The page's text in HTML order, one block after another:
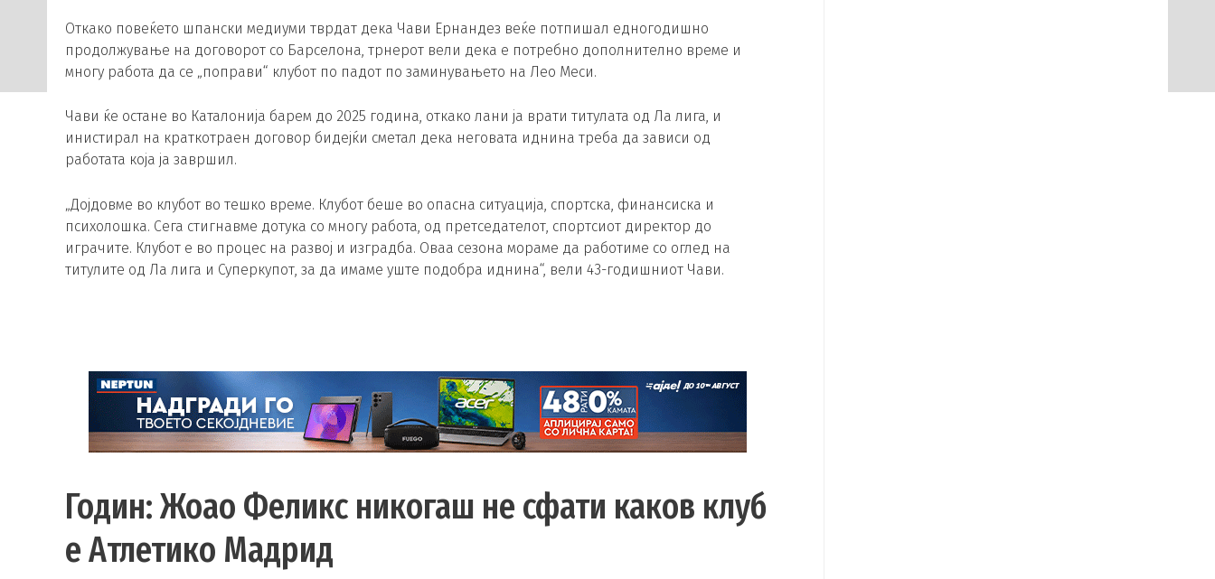
Откако повеќето шпански медиуми тврдат дека Чави Ернандез веќе потпишал едногодишно
продолжување на договорот со Барселона, трнерот вели дека е потребно дополнително време и
многу работа да се „поправи“ клубот по падот по заминувањето на Лео Меси.
Чави ќе остане во Каталонија барем до 2025 година, откако лани ја врати титулата од Ла лига, и
инистирал на краткотраен договор бидејќи сметал дека неговата иднина треба да зависи од
работата која ја завршил.
„Дојдовме во клубот во тешко време. Клубот беше во опасна ситуација, спортска, финансиска и
психолошка. Сега стигнавме дотука со многу работа, од претседателот, спортсиот директор до
играчите. Клубот е во процес на развој и изградба. Оваа сезона мораме да работиме со оглед на
титулите од Ла лига и Суперкупот, за да имаме уште подобра иднина“, вели 43-годишниот Чави.
Годин: Жоао Феликс никогаш не сфати каков клуб
е Атлетико Мадрид